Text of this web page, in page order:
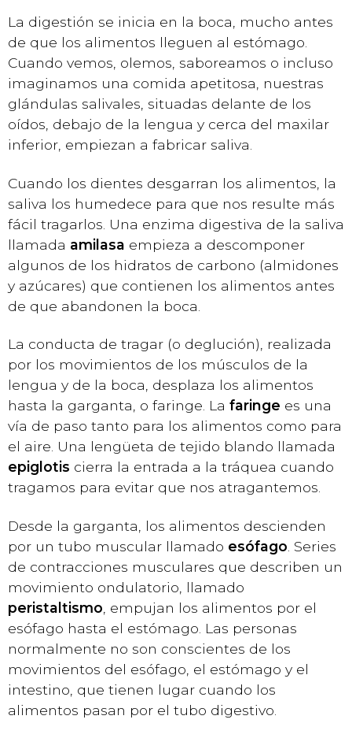
La digestión se inicia en la boca, mucho antes
de que los alimentos lleguen al estómago.
Cuando vemos, olemos, saboreamos o incluso
imaginamos una comida apetitosa, nuestras
glándulas salivales, situadas delante de los
oídos, debajo de la lengua y cerca del maxilar
inferior, empiezan a fabricar saliva.
Cuando los dientes desgarran los alimentos, la
saliva los humedece para que nos resulte más
fácil tragarlos. Una enzima digestiva de la saliva
llamada amilasa empieza a descomponer
algunos de los hidratos de carbono (almidones
y azúcares) que contienen los alimentos antes
de que abandonen la boca.
La conducta de tragar (o deglución), realizada
por los movimientos de los músculos de la
lengua y de la boca, desplaza los alimentos
hasta la garganta, o faringe. La faringe es una
vía de paso tanto para los alimentos como para
el aire. Una lengüeta de tejido blando llamada
epiglotis cierra la entrada a la tráquea cuando
tragamos para evitar que nos atragantemos.
Desde la garganta, los alimentos descienden
por un tubo muscular llamado esófago . Series
de contracciones musculares que describen un
movimiento ondulatorio, llamado
peristaltismo , empujan los alimentos por el
esófago hasta el estómago. Las personas
normalmente no son conscientes de los
movimientos del esófago, el estómago y el
intestino, que tienen lugar cuando los
alimentos pasan por el tubo digestivo.